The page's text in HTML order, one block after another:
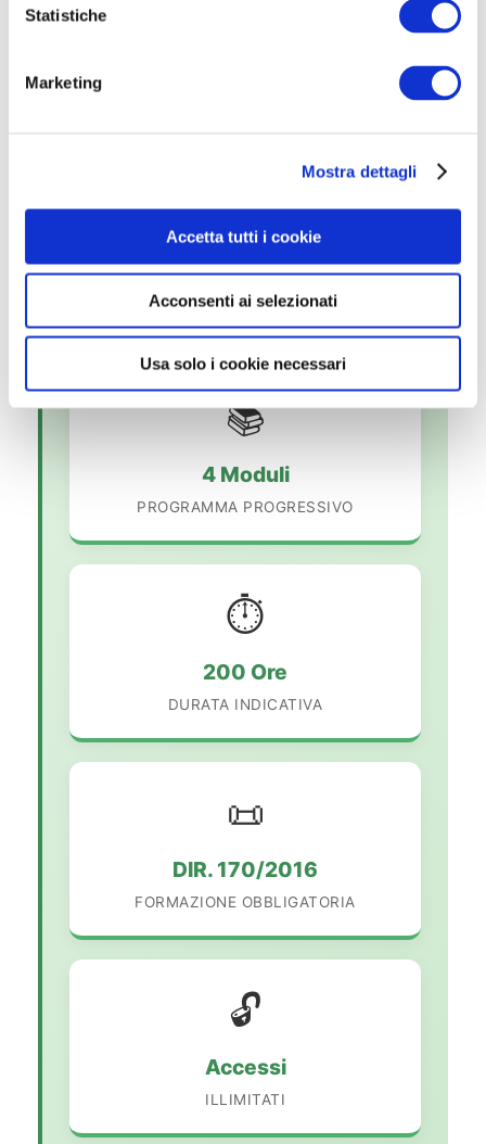
Statistiche
Marketing
Mostra dettagli
Accetta tutti i cookie
Acconsenti ai selezionati
Usa solo i cookie necessari
🇪🇺
EQF 4
LIVELLO EUROPEO
📚
4 Moduli
PROGRAMMA PROGRESSIVO
⏱️
200 Ore
DURATA INDICATIVA
📜
DIR. 170/2016
FORMAZIONE OBBLIGATORIA
🔓
Accessi
ILLIMITATI